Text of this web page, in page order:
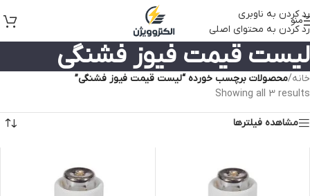
رد کردن به ناوبری
رد کردن به محتوای اصلی
منو
لیست قیمت فیوز فشنگی
خانه/محصولات برچسب خورده “لیست قیمت فیوز فشنگی”
Showing all 3 results
مشاهده فیلترها